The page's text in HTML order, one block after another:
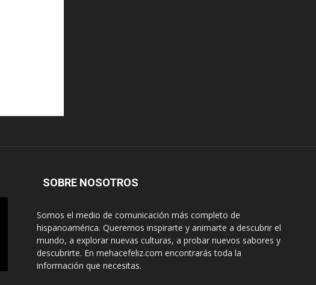
SOBRE NOSOTROS
Somos el medio de comunicación más completo de
hispanoamérica. Queremos inspirarte y animarte a descubrir el
mundo, a explorar nuevas culturas, a probar nuevos sabores y
descubrirte. En mehacefeliz.com encontrarás toda la
información que necesitas.